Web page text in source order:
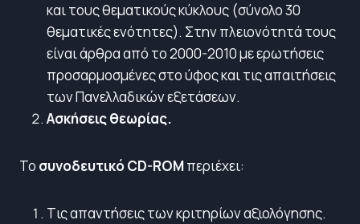
και τους θεματικούς κύκλους (σύνολο 30
θεματικές ενότητες). Στην πλειονότητά τους
είναι άρθρα από το 2000-2010 με ερωτήσεις
προσαρμοσμένες στο ύφος και τις απαιτήσεις
των Πανελλαδικών εξετάσεων.
Ασκήσεις θεωρίας.
Το συνοδευτικό CD-ROMπεριέχει:
Tις απαντήσεις των κριτηρίων αξιολόγησης.